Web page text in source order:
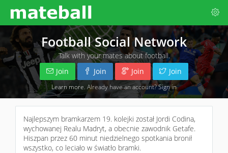
Football Social Network
Talk with your mates about football.
Join
Join Join Join
Learn more . Already have an account?Sign in
Najlepszym bramkarzem 19. kolejki został Jordi Codina,
wychowanej Realu Madryt, a obecnie zawodnik Getafe.
Hiszpan przez 60 minut niedzielnego spotkania bronił
wszystko, co leciało w światło bramki.